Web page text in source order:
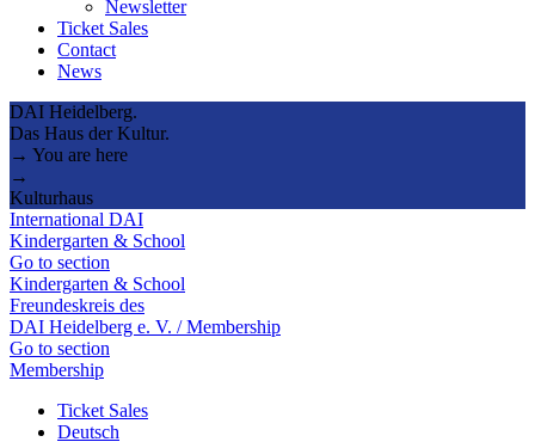
Newsletter
Ticket Sales
Contact
News
DAI Heidelberg.
Das Haus der Kultur.
→ You are here
→
Kulturhaus
International DAI
Kindergarten & School
Go to section
Kindergarten & School
Freundeskreis des
DAI Heidelberg e. V. / Membership
Go to section
Membership
Ticket Sales
Deutsch